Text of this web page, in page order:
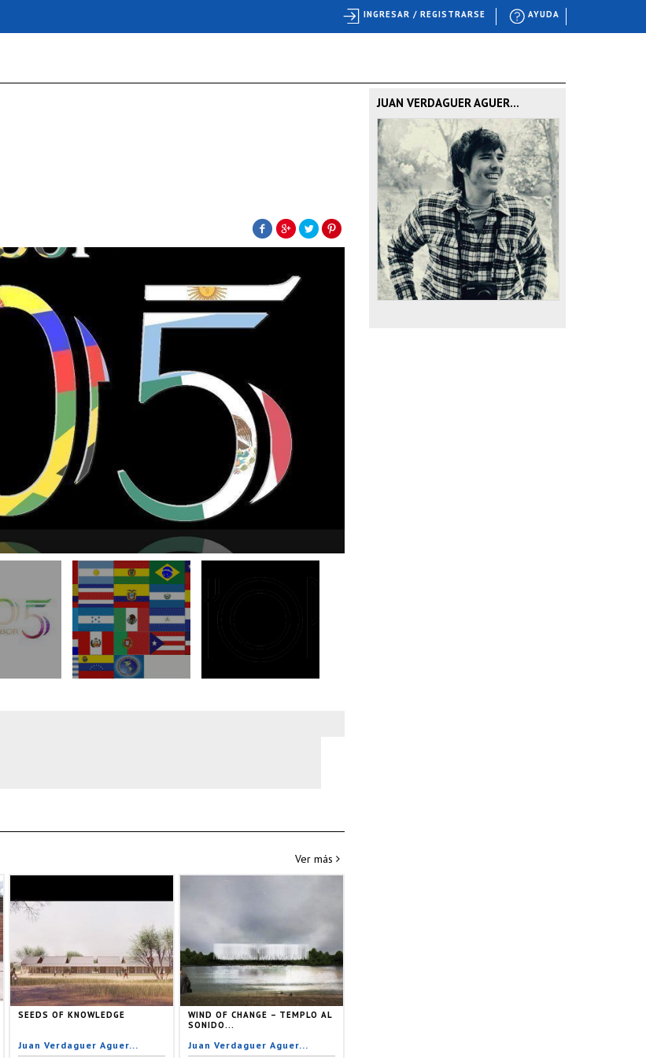
Ver más
SEEDS OF KNOWLEDGE
Juan Verdaguer Aguer...
WIND OF CHANGE – TEMPLO AL
SONIDO...
Juan Verdaguer Aguer...
JUAN VERDAGUER AGUER...
AYUDA
INGRESAR / REGISTRARSE